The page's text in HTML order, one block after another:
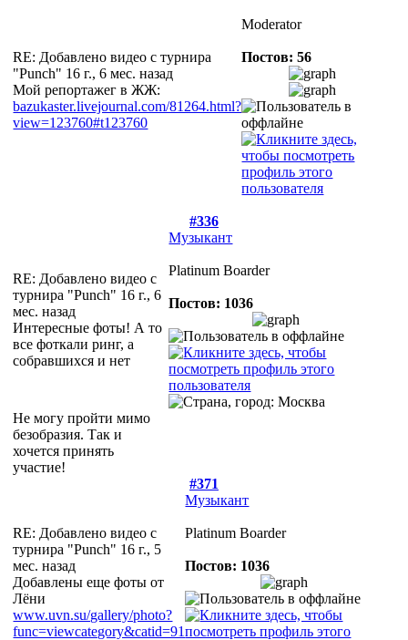
RE: Добавлено видео с турнира
"Punch" 16 г., 6 мес. назад
Мой репортажег в ЖЖ:
bazukaster.livejournal.com/81264.html?
view=123760#t123760
Moderator
Постов: 56
#336
RE: Добавлено видео с
турнира "Punch" 16 г., 6
мес. назад
Интересные фоты! А то
все фоткали ринг, а
собравшихся и нет
Музыкант
Platinum Boarder
Постов: 1036
Не могу пройти мимо
безобразия. Так и
хочется принять
участие!
#371
RE: Добавлено видео с
турнира "Punch" 16 г., 5
мес. назад
Добавлены еще фоты от
Лёни
www.uvn.su/gallery/photo?
func=viewcategory&catid=91
Музыкант
Platinum Boarder
Постов: 1036